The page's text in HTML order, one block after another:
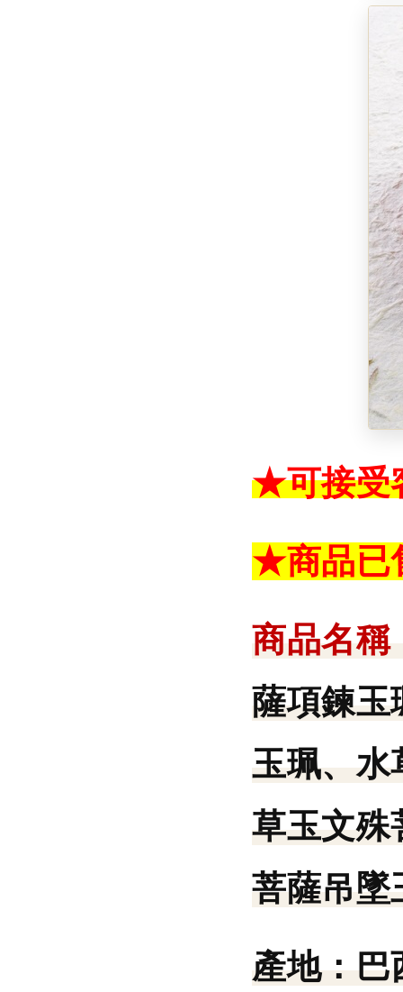
★可接受
★商品
商品名稱
薩項鍊玉
玉珮、水
草玉文殊
菩薩吊
產地： 巴